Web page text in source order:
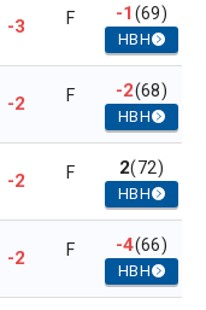
-3 F -1(69)
HBH
-2 F -2(68)
HBH
-2 F 2(72)
HBH
-2 F -4(66)
HBH